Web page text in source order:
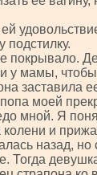
подстилку.
покрывало.
у мамы,
заставила
попа моей
мной. Я
колени и
назад, но
Тогда